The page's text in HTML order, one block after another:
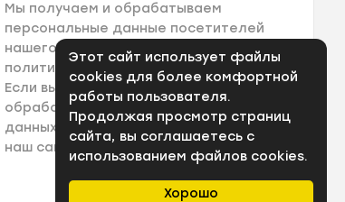
Хорошо
Этот сайт использует файлы
cookies для более комфортной
работы пользователя.
Продолжая просмотр страниц
сайта, вы соглашаетесь с
использованием файлов cookies.
Мы получаем и обрабатываем
персональные данные посетителей
нашего сайта в соответствии с
политикой конфеденциальности.
Если вы не даете согласия на
обработку своих персональных
данных, вам необходимо покинуть
наш сайт.